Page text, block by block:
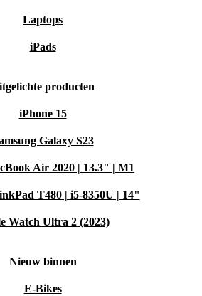
Laptops
iPads
producten
iPhone 15
Galaxy S23
Air 2020 | 13.3" | M1
T480 | i5-8350U | 14"
Watch Ultra 2 (2023)
Nieuw binnen
E-Bikes